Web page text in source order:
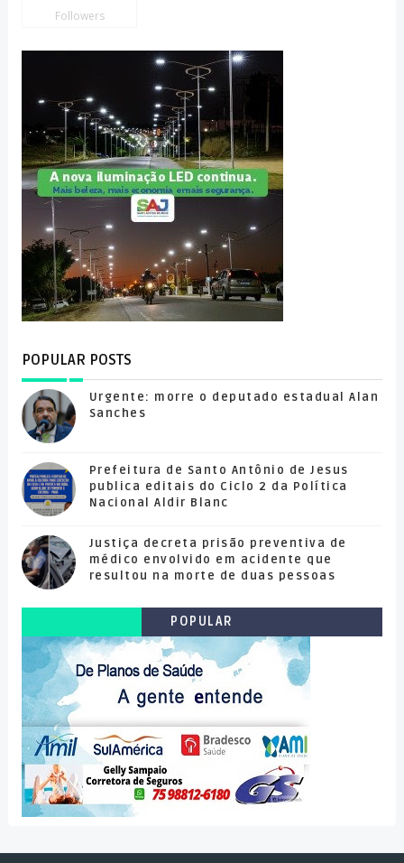
Followers
POPULAR POSTS
Urgente: morre o deputado estadual Alan
Sanches
Prefeitura de Santo Antônio de Jesus
publica editais do Ciclo 2 da Política
Nacional Aldir Blanc
Justiça decreta prisão preventiva de
médico envolvido em acidente que
resultou na morte de duas pessoas
POPULAR